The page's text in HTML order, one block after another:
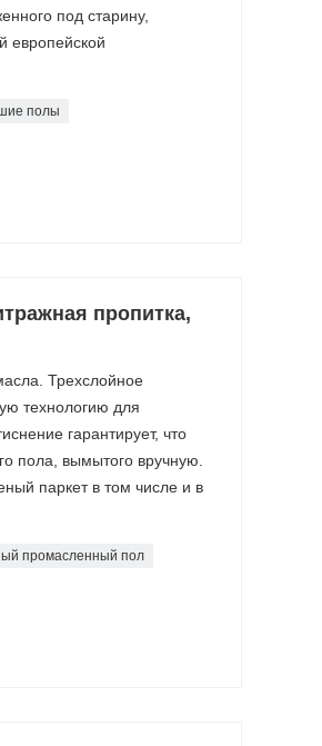
под старину,
европейской
полы
пропитка,
Трехслойное
технологию для
гарантирует, что
пола, вымытого вручную.
паркет в том числе и в
промасленный пол